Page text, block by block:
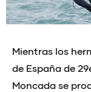
Mientras los
de España de
Moncada se